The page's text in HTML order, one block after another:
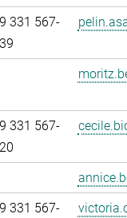
331 567-
331 567-
331 567-